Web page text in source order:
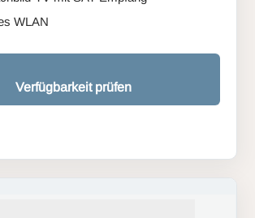
WLAN
Verfügbarkeit prüfen